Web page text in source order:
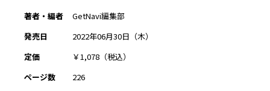
著者・編者
GetNavi編集部
発売日
2022年06月30日（木）
定価
￥1,078（税込）
ページ数
226